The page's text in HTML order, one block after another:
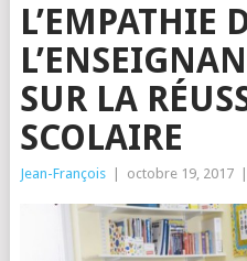
L’EMPATHIE
SUR LA
SCOLAIRE
Jean-François octobre 19, 2017